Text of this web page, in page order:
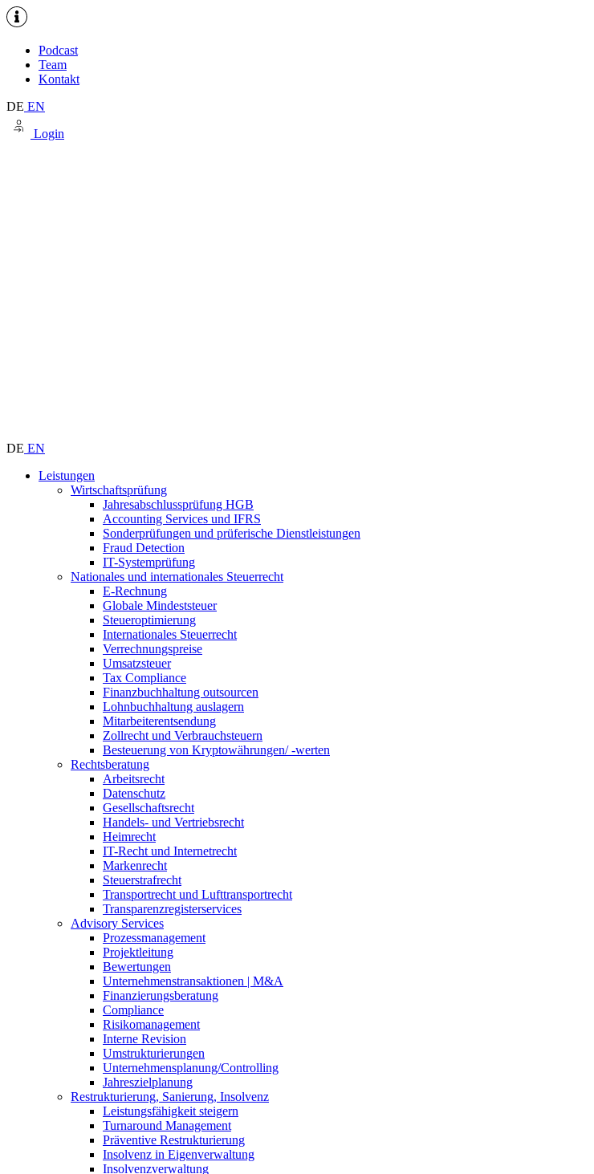
Podcast
Team
Kontakt
DE EN
Login
DE EN
Leistungen
Wirtschaftsprüfung
Jahresabschlussprüfung HGB
Accounting Services und IFRS
Sonderprüfungen und prüferische Dienstleistungen
Fraud Detection
IT-Systemprüfung
Nationales und internationales Steuerrecht
E-Rechnung
Globale Mindeststeuer
Steueroptimierung
Internationales Steuerrecht
Verrechnungspreise
Umsatzsteuer
Tax Compliance
Finanzbuchhaltung outsourcen
Lohnbuchhaltung auslagern
Mitarbeiterentsendung
Zollrecht und Verbrauchsteuern
Besteuerung von Kryptowährungen/ -werten
Rechtsberatung
Arbeitsrecht
Datenschutz
Gesellschaftsrecht
Handels- und Vertriebsrecht
Heimrecht
IT-Recht und Internetrecht
Markenrecht
Steuerstrafrecht
Transportrecht und Lufttransportrecht
Transparenzregisterservices
Advisory Services
Prozessmanagement
Projektleitung
Bewertungen
Unternehmenstransaktionen | M&A
Finanzierungsberatung
Compliance
Risikomanagement
Interne Revision
Umstrukturierungen
Unternehmensplanung/Controlling
Jahreszielplanung
Restrukturierung, Sanierung, Insolvenz
Leistungsfähigkeit steigern
Turnaround Management
Präventive Restrukturierung
Insolvenz in Eigenverwaltung
Insolvenzverwaltung